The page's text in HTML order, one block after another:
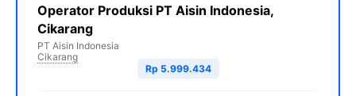
Operator Produksi PT Aisin Indonesia,
Cikarang
PT Aisin Indonesia
Cikarang
Rp 5.999.434